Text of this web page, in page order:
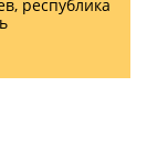
республика